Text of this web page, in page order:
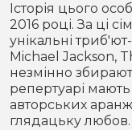
Історія цього
2016 році. За ці
унікальні
Michael Jackson,
незмінно
репертуарі
авторських
глядацьку любов.